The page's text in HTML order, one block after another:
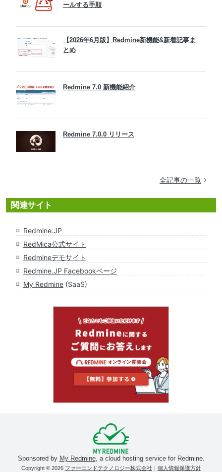
ールする手順
【2026年6月版】Redmine新機能&新着記事ま
とめ
Redmine 7.0 新機能紹介
Redmine 7.0.0 リリース
全記事の一覧
関連サイト
Redmine.JP
RedMica公式サイト
Redmineデモサイト
Redmine.JP Facebookページ
My Redmine (SaaS)
Sponsored by My Redmine, a cloud hosting service for Redmine.
Copyright © 2026 ファーエンドテクノロジー株式会社 ｜ 個人情報保護方針